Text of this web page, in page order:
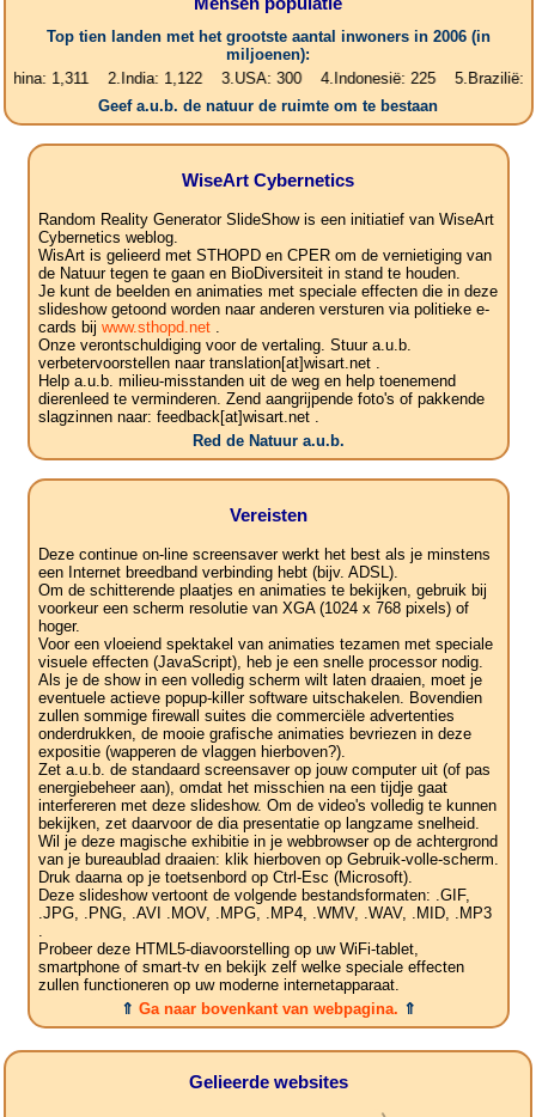
Top tien landen met het grootste aantal inwoners in 2006 (in
miljoenen):
2.India: 1,122 3.USA: 300 4.Indonesië: 225 5.Brazilië: 187
Geef a.u.b. de natuur de ruimte om te bestaan
WiseArt Cybernetics
Random Reality Generator SlideShow is een initiatief van WiseArt
Cybernetics weblog.
WisArt is gelieerd met STHOPD en CPER om de vernietiging van
de Natuur tegen te gaan en BioDiversiteit in stand te houden.
Je kunt de beelden en animaties met speciale effecten die in deze
slideshow getoond worden naar anderen versturen via politieke e-
cards bij www.sthopd.net.
Onze verontschuldiging voor de vertaling. Stuur a.u.b.
verbetervoorstellen naar translation[at]wisart.net .
Help a.u.b. milieu-misstanden uit de weg en help toenemend
dierenleed te verminderen. Zend aangrijpende foto's of pakkende
slagzinnen naar: feedback[at]wisart.net .
Red de Natuur a.u.b.
Vereisten
Deze continue on-line screensaver werkt het best als je minstens
een Internet breedband verbinding hebt (bijv. ADSL).
Om de schitterende plaatjes en animaties te bekijken, gebruik bij
voorkeur een scherm resolutie van XGA (1024 x 768 pixels) of
hoger.
Voor een vloeiend spektakel van animaties tezamen met speciale
visuele effecten (JavaScript), heb je een snelle processor nodig.
Als je de show in een volledig scherm wilt laten draaien, moet je
eventuele actieve popup-killer software uitschakelen. Bovendien
zullen sommige firewall suites die commerciële advertenties
onderdrukken, de mooie grafische animaties bevriezen in deze
expositie (wapperen de vlaggen hierboven?).
Zet a.u.b. de standaard screensaver op jouw computer uit (of pas
energiebeheer aan), omdat het misschien na een tijdje gaat
interfereren met deze slideshow. Om de video's volledig te kunnen
bekijken, zet daarvoor de dia presentatie op langzame snelheid.
Wil je deze magische exhibitie in je webbrowser op de achtergrond
van je bureaublad draaien: klik hierboven op Gebruik-volle-scherm.
Druk daarna op je toetsenbord op Ctrl-Esc (Microsoft).
Deze slideshow vertoont de volgende bestandsformaten: .GIF,
.JPG, .PNG, .AVI .MOV, .MPG, .MP4, .WMV, .WAV, .MID, .MP3
.
Probeer deze HTML5-diavoorstelling op uw WiFi-tablet,
smartphone of smart-tv en bekijk zelf welke speciale effecten
zullen functioneren op uw moderne internetapparaat.
⇑ Ga naar bovenkant van webpagina. ⇑
Gelieerde websites